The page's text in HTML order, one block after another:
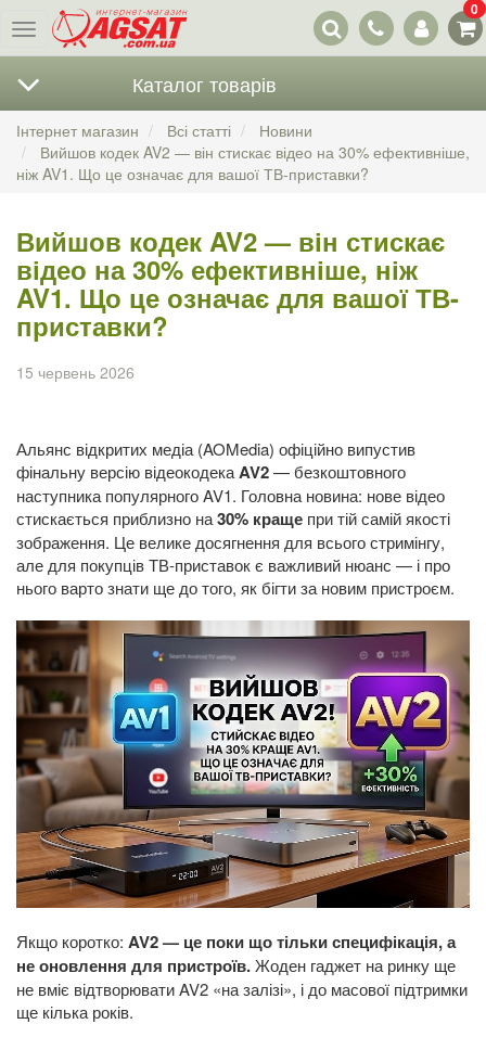
Меню
Наші
контакти
0
Каталог товарів
Інтернет магазин Всі статті
Новини
Вийшов кодек AV2 — він стискає відео на 30% ефективніше,
ніж AV1. Що це означає для вашої ТВ-приставки?
Вийшов кодек AV2 — він стискає
відео на 30% ефективніше, ніж
AV1. Що це означає для вашої ТВ-
приставки?
15 червень 2026
Альянс відкритих медіа (AOMedia) офіційно випустив
фінальну версію відеокодекаAV2— безкоштовного
наступника популярного AV1. Головна новина: нове відео
стискається приблизно на30% краще при тій самій якості
зображення. Це велике досягнення для всього стримінгу,
але для покупців ТВ-приставок є важливий нюанс — і про
нього варто знати ще до того, як бігти за новим пристроєм.
Якщо коротко: AV2 — це поки що тільки специфікація, а
не оновлення для пристроїв.Жоден гаджет на ринку ще
не вміє відтворювати AV2 «на залізі», і до масової підтримки
ще кілька років.